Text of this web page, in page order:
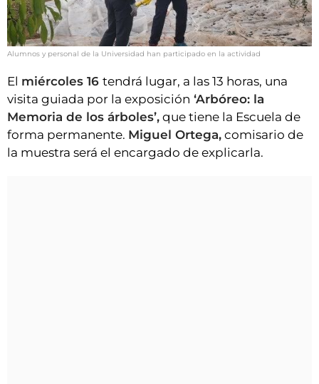
Alumnos y personal de la Universidad han participado en la actividad
El miércoles 16 tendrá lugar, a las 13 horas, una
visita guiada por la exposición ‘Arbóreo: la
Memoria de los árboles’, que tiene la Escuela de
forma permanente. Miguel Ortega, comisario de
la muestra será el encargado de explicarla.